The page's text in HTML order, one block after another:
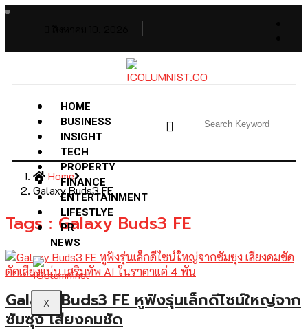
HOME
BUSINESS
INSIGHT
TECH
PROPERTY
FINANCE
ENTERTAINMENT
LIFESTLYE
PR
NEWS
X
Home
Galaxy Buds3 FE
Tags : Galaxy Buds3 FE
Galaxy Buds3 FE หูฟังรุ่นเล็กดีไซน์ใหญ่จาก
ซัมซุง เสียงคมชัด